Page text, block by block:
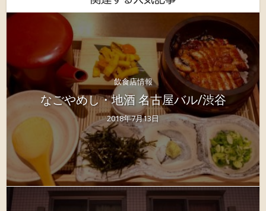
飲食店情報
なごやめし・地酒 名古屋バル/渋谷
2018年7月13日